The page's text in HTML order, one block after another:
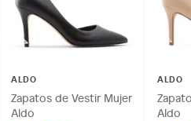
ALDO
Zapatos de Vestir Mujer
Aldo
ALDO
Aldo